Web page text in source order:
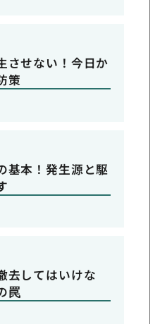
させない！今日か
策
基本！発生源と駆
去してはいけな
罠